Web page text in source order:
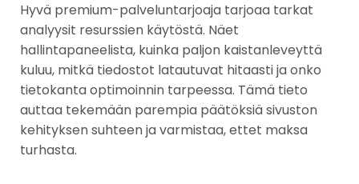
Hyvä premium-palveluntarjoaja tarjoaa tarkat
analyysit resurssien käytöstä. Näet
hallintapaneelista, kuinka paljon kaistanleveyttä
kuluu, mitkä tiedostot latautuvat hitaasti ja onko
tietokanta optimoinnin tarpeessa. Tämä tieto
auttaa tekemään parempia päätöksiä sivuston
kehityksen suhteen ja varmistaa, ettet maksa
turhasta.